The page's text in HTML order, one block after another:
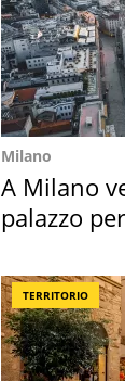
Milano
A Milano
palazzo
TERRITORIO